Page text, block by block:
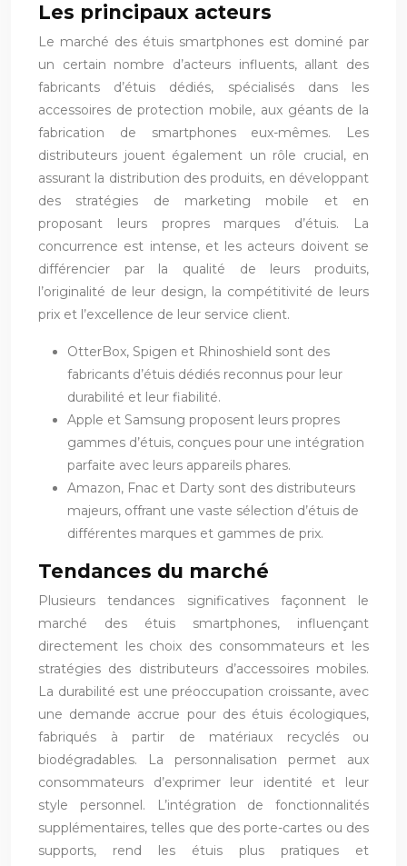
Les principaux acteurs
Le marché des étuis smartphones est dominé par
un certain nombre d’acteurs influents, allant des
fabricants d’étuis dédiés, spécialisés dans les
accessoires de protection mobile, aux géants de la
fabrication de smartphones eux-mêmes. Les
distributeurs jouent également un rôle crucial, en
assurant la distribution des produits, en développant
des stratégies de marketing mobile et en
proposant leurs propres marques d’étuis. La
concurrence est intense, et les acteurs doivent se
différencier par la qualité de leurs produits,
l’originalité de leur design, la compétitivité de leurs
prix et l’excellence de leur service client.
OtterBox, Spigen et Rhinoshield sont des
fabricants d’étuis dédiés reconnus pour leur
durabilité et leur fiabilité.
Apple et Samsung proposent leurs propres
gammes d’étuis, conçues pour une intégration
parfaite avec leurs appareils phares.
Amazon, Fnac et Darty sont des distributeurs
majeurs, offrant une vaste sélection d’étuis de
différentes marques et gammes de prix.
Tendances du marché
Plusieurs tendances significatives façonnent le
marché des étuis smartphones, influençant
directement les choix des consommateurs et les
stratégies des distributeurs d’accessoires mobiles.
La durabilité est une préoccupation croissante, avec
une demande accrue pour des étuis écologiques,
fabriqués à partir de matériaux recyclés ou
biodégradables. La personnalisation permet aux
consommateurs d’exprimer leur identité et leur
style personnel. L’intégration de fonctionnalités
supplémentaires, telles que des porte-cartes ou des
supports, rend les étuis plus pratiques et